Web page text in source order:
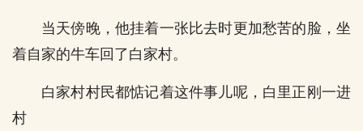
当天傍晚，他挂着一张比去时更加愁苦的脸，坐
着自家的牛车回了白家村。
白家村村民都惦记着这件事儿呢，白里正刚一进
村